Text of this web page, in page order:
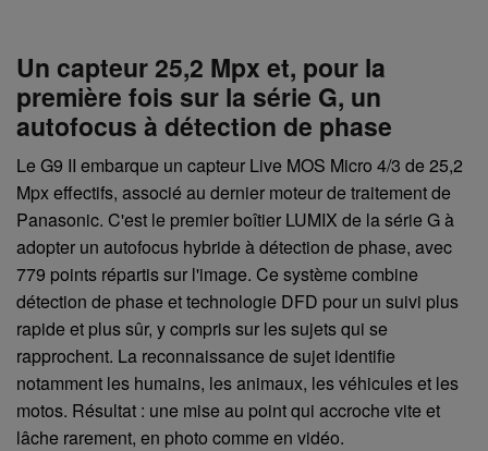
Un capteur 25,2 Mpx et, pour la
première fois sur la série G, un
autofocus à détection de phase
Le G9 II embarque un capteur Live MOS Micro 4/3 de 25,2
Mpx effectifs, associé au dernier moteur de traitement de
Panasonic. C'est le premier boîtier LUMIX de la série G à
adopter un autofocus hybride à détection de phase, avec
779 points répartis sur l'image. Ce système combine
détection de phase et technologie DFD pour un suivi plus
rapide et plus sûr, y compris sur les sujets qui se
rapprochent. La reconnaissance de sujet identifie
notamment les humains, les animaux, les véhicules et les
motos. Résultat : une mise au point qui accroche vite et
lâche rarement, en photo comme en vidéo.